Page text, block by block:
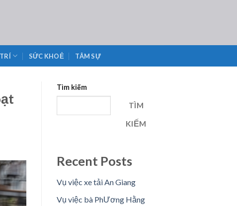
SỨC KHOẺ TÂM SỰ
Tìm kiếm
TÌM
KIẾM
Recent Posts
Vụ việc xe tải An Giang
Vụ việc bà PhƯơng Hằng